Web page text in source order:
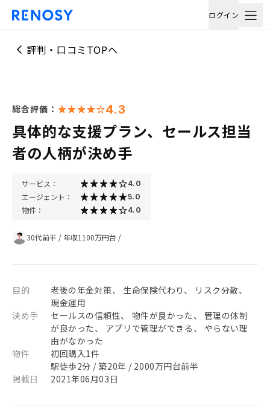
ログイン
評判・口コミTOPへ
総合評価： 4.3
具体的な支援プラン、セールス担当
者の人柄が決め手
サービス： 4.0
エージェント： 5.0
物件： 4.0
30代前半 / 年収1100万円台 /
目的
老後の年金対策、 生命保険代わり、 リスク分散、
現金運用
決め手
セールスの信頼性、 物件が良かった、 管理の体制
が良かった、 アプリで管理ができる、 やらない理
由がなかった
物件
初回購入1件
駅徒歩2分 / 築20年 / 2000万円台前半
掲載日
2021年06月03日